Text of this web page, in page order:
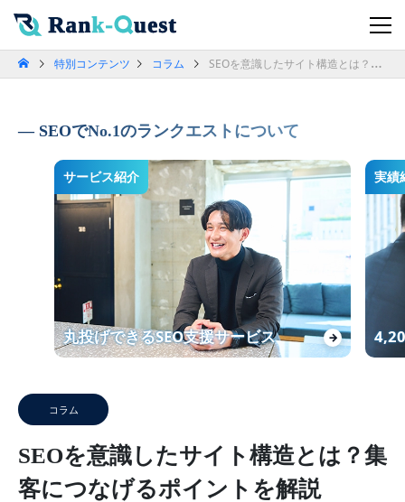
特別コンテンツ コラム SEOを意識したサイト構造とは？集客につなげるポイントを解説
SEOでNo.1のランクエストについて
サービス紹介
丸投げできるSEO支援サービス →
実績
コラム
SEOを意識したサイト構造とは？集
客につなげるポイントを解説